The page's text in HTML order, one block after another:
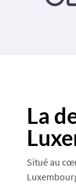
La
Situé au